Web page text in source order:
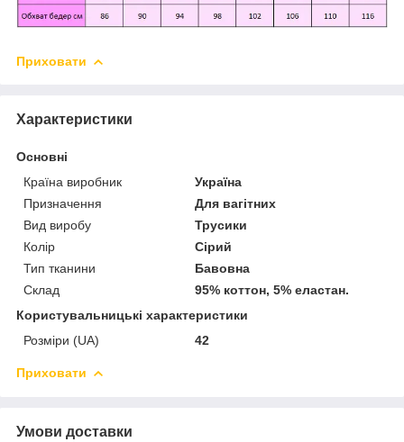
Приховати
Характеристики
Основні
Країна виробник
Україна
Призначення
Для вагітних
Вид виробу
Трусики
Колір
Сірий
Тип тканини
Бавовна
Склад
95% коттон, 5% еластан.
Користувальницькі характеристики
Розміри (UA)
42
Приховати
Умови доставки